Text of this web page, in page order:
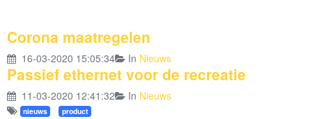
Corona maatregelen
16-03-2020 15:05:34 In Nieuws
Passief ethernet voor de recreatie
11-03-2020 12:41:32 In Nieuws
nieuws product